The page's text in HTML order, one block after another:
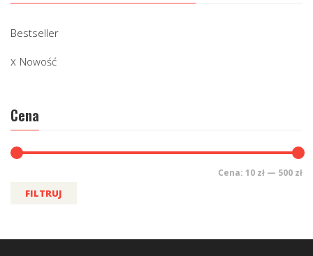
Bestseller
Nowość
Cena
FILTRUJ
Cena: 10 zł — 500 zł